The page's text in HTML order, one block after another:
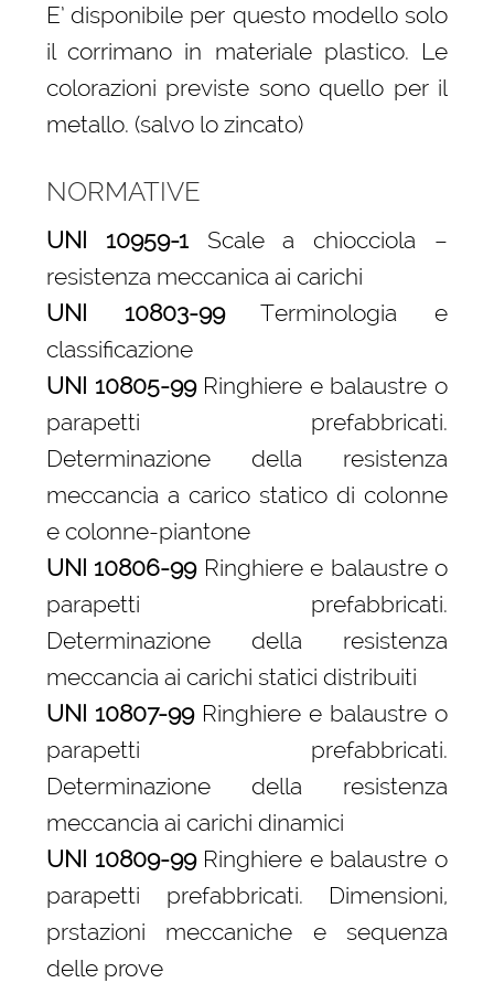
E’ disponibile per questo modello solo
il corrimano in materiale plastico. Le
colorazioni previste sono quello per il
metallo. (salvo lo zincato)
NORMATIVE
UNI 10959-1Scale a chiocciola –
resistenza meccanica ai carichi
UNI 10803-99Terminologia e
classificazione
UNI 10805-99Ringhiere e balaustre o
parapetti prefabbricati.
Determinazione della resistenza
meccancia a carico statico di colonne
e colonne-piantone
UNI 10806-99Ringhiere e balaustre o
parapetti prefabbricati.
Determinazione della resistenza
meccancia ai carichi statici distribuiti
UNI 10807-99Ringhiere e balaustre o
parapetti prefabbricati.
Determinazione della resistenza
meccancia ai carichi dinamici
UNI 10809-99Ringhiere e balaustre o
parapetti prefabbricati. Dimensioni,
prstazioni meccaniche e sequenza
delle prove